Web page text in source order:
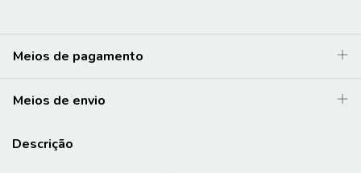
Meios de pagamento
Meios de envio
Descrição